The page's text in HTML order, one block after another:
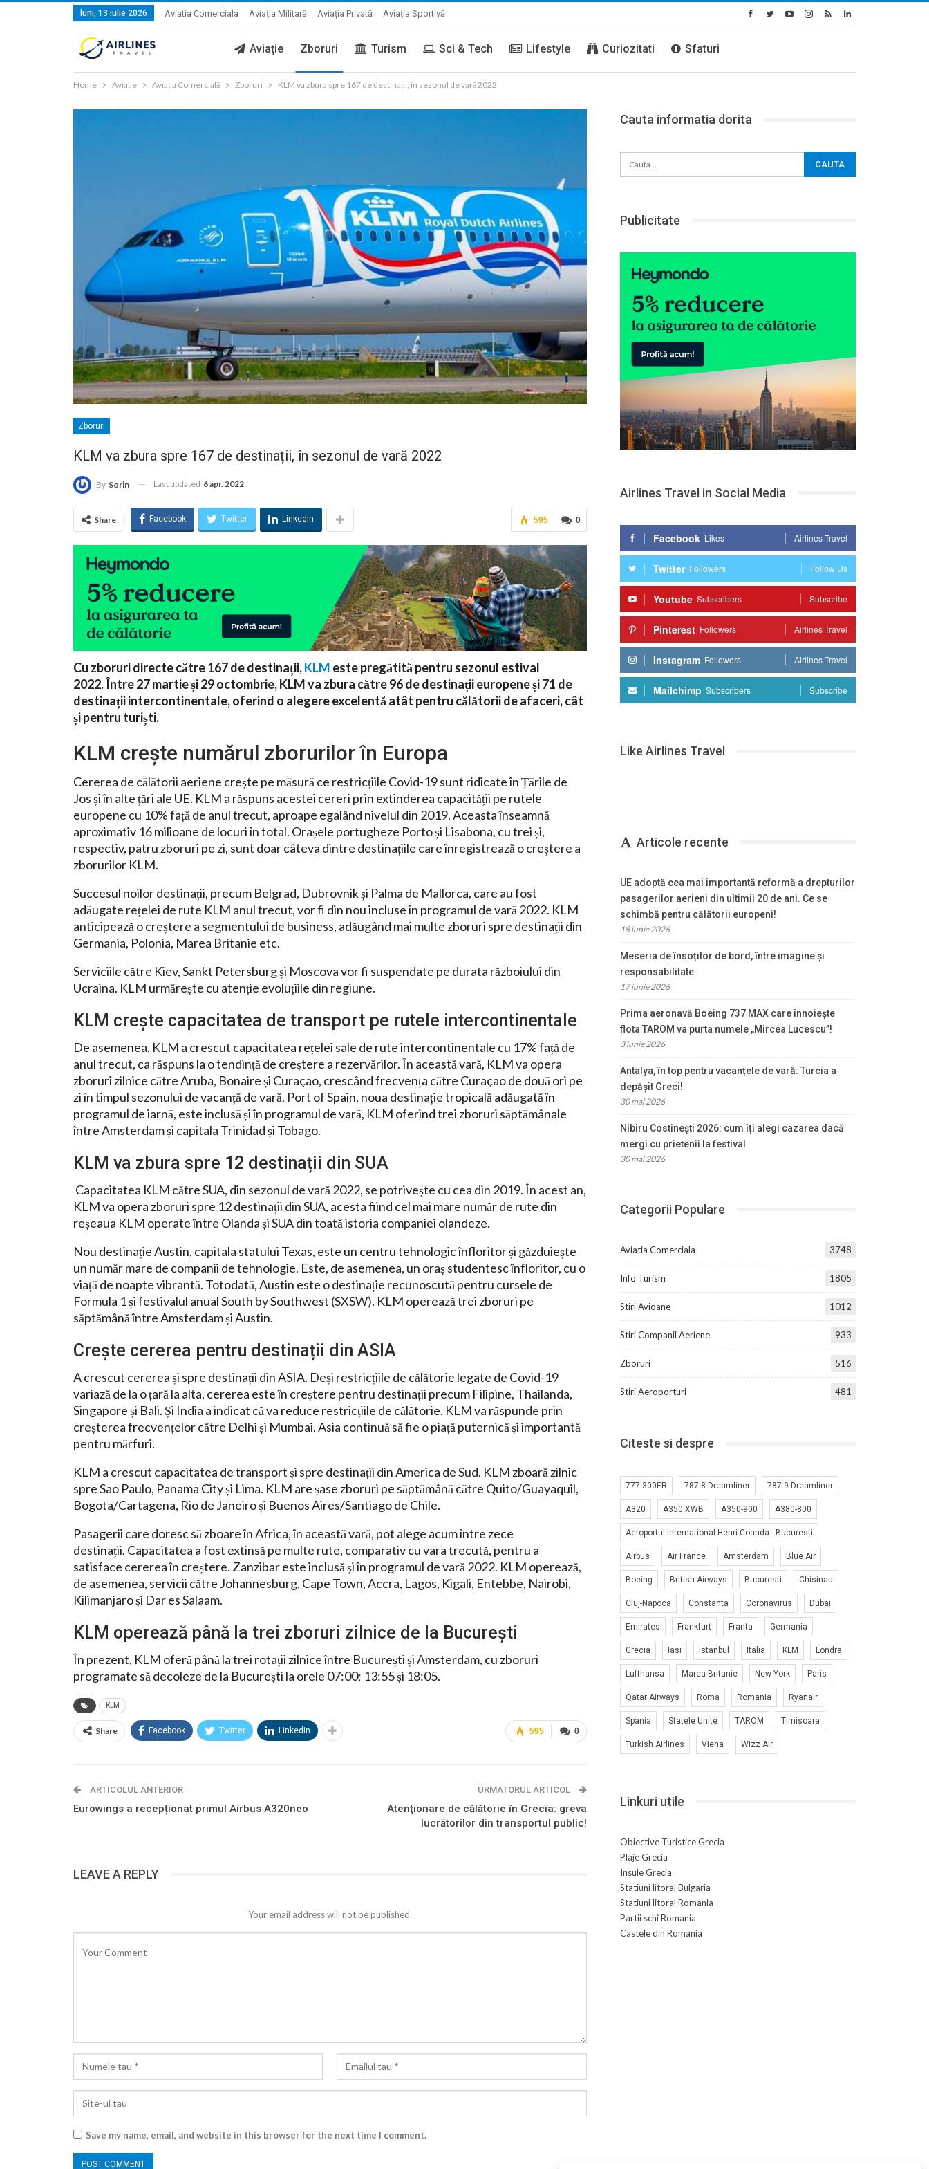
luni, 13 iulie 2026 Aviatia Comerciala Aviația Militară Aviația Privată Aviația Sportivă
Aviație Zboruri Turism Sci & Tech Lifestyle Curiozitati Sfaturi
Home Aviație Aviația Comercială Zboruri KLM va zbura spre 167 de destinații, în sezonul de vară 2022
Zboruri
KLM va zbura spre 167 de destinații, în sezonul de vară 2022
By Sorin Last updated 6 apr. 2022
0
595
Share Facebook Twitter Linkedin
Cu zboruri directe către 167 de destinații,KLM este pregătită pentru sezonul estival
2022. Între 27 martie și 29 octombrie, KLM va zbura către 96 de destinații europene și 71 de
destinații intercontinentale, oferind o alegere excelentă atât pentru călătorii de afaceri, cât
și pentru turiști.
KLM crește numărul zborurilor în Europa
Cererea de călătorii aeriene crește pe măsură ce restricțiile Covid-19 sunt ridicate în Țările de
Jos și în alte țări ale UE. KLM a răspuns acestei cereri prin extinderea capacității pe rutele
europene cu 10% față de anul trecut, aproape egalând nivelul din 2019. Aceasta înseamnă
aproximativ 16 milioane de locuri în total. Orașele portugheze Porto și Lisabona, cu trei și,
respectiv, patru zboruri pe zi, sunt doar câteva dintre destinațiile care înregistrează o creștere a
zborurilor KLM.
Succesul noilor destinații, precum Belgrad, Dubrovnik și Palma de Mallorca, care au fost
adăugate rețelei de rute KLM anul trecut, vor fi din nou incluse în programul de vară 2022. KLM
anticipează o creștere a segmentului de business, adăugând mai multe zboruri spre destinații din
Germania, Polonia, Marea Britanie etc.
Serviciile către Kiev, Sankt Petersburg și Moscova vor fi suspendate pe durata războiului din
Ucraina. KLM urmărește cu atenție evoluțiile din regiune.
KLM crește capacitatea de transport pe rutele intercontinentale
De asemenea, KLM a crescut capacitatea rețelei sale de rute intercontinentale cu 17% față de
anul trecut, ca răspuns la o tendință de creștere a rezervărilor. În această vară, KLM va opera
zboruri zilnice către Aruba, Bonaire și Curaçao, crescând frecvența către Curaçao de două ori pe
zi în timpul sezonului de vacanță de vară. Port of Spain, noua destinație tropicală adăugată în
programul de iarnă, este inclusă și în programul de vară, KLM oferind trei zboruri săptămânale
între Amsterdam și capitala Trinidad și Tobago.
KLM va zbura spre 12 destinații din SUA
Capacitatea KLM către SUA, din sezonul de vară 2022, se potrivește cu cea din 2019. În acest an,
KLM va opera zboruri spre 12 destinații din SUA, acesta fiind cel mai mare număr de rute din
reșeaua KLM operate între Olanda și SUA din toată istoria companiei olandeze.
Nou destinație Austin, capitala statului Texas, este un centru tehnologic înfloritor și găzduiește
un număr mare de companii de tehnologie. Este, de asemenea, un oraș studentesc înfloritor, cu o
viață de noapte vibrantă. Totodată, Austin este o destinație recunoscută pentru cursele de
Formula 1 și festivalul anual South by Southwest (SXSW). KLM operează trei zboruri pe
săptămână între Amsterdam și Austin.
Crește cererea pentru destinații din ASIA
A crescut cererea și spre destinații din ASIA. Deși restricțiile de călătorie legate de Covid-19
variază de la o țară la alta, cererea este în creștere pentru destinații precum Filipine, Thailanda,
Singapore și Bali. Și India a indicat că va reduce restricțiile de călătorie. KLM va răspunde prin
creșterea frecvențelor către Delhi și Mumbai. Asia continuă să fie o piață puternică și importantă
pentru mărfuri.
KLM a crescut capacitatea de transport și spre destinații din America de Sud. KLM zboară zilnic
spre Sao Paulo, Panama City și Lima. KLM are șase zboruri pe săptămână către Quito/Guayaquil,
Bogota/Cartagena, Rio de Janeiro și Buenos Aires/Santiago de Chile.
Pasagerii care doresc să zboare în Africa, în această vară, pot alege acum între zece
destinații. Capacitatea a fost extinsă pe multe rute, comparativ cu vara trecută, pentru a
satisface cererea în creștere. Zanzibar este inclusă și în programul de vară 2022. KLM operează,
de asemenea, servicii către Johannesburg, Cape Town, Accra, Lagos, Kigali, Entebbe, Nairobi,
Kilimanjaro și Dar es Salaam.
KLM operează până la trei zboruri zilnice de la București
În prezent, KLM oferă până la trei rotații zilnice între București și Amsterdam, cu zboruri
programate să decoleze de la București la orele 07:00; 13:55 și 18:05.
KLM
0
595
Share Facebook Twitter Linkedin
ARTICOLUL ANTERIOR
Eurowings a recepționat primul Airbus A320neo
URMATORUL ARTICOL
Atenţionare de călătorie în Grecia: greva
lucrătorilor din transportul public!
LEAVE A REPLY
Your email address will not be published.
Save my name, email, and website in this browser for the next time I comment.
Cauta informatia dorita
Publicitate
Airlines Travel in Social Media
Facebook Likes Airlines Travel
Twitter Followers Follow Us
Youtube Subscribers Subscribe
Pinterest Followers Airlines Travel
Instagram Followers Airlines Travel
Mailchimp Subscribers Subscribe
Like Airlines Travel
Articole recente
UE adoptă cea mai importantă reformă a drepturilor
pasagerilor aerieni din ultimii 20 de ani. Ce se
schimbă pentru călătorii europeni!
18 iunie 2026
Meseria de însoțitor de bord, între imagine și
responsabilitate
17 iunie 2026
Prima aeronavă Boeing 737 MAX care înnoiește
flota TAROM va purta numele „Mircea Lucescu”!
3 iunie 2026
Antalya, în top pentru vacanțele de vară: Turcia a
depășit Greci!
30 mai 2026
Nibiru Costinești 2026: cum îți alegi cazarea dacă
mergi cu prietenii la festival
30 mai 2026
Categorii Populare
Aviatia Comerciala 3748
Info Turism 1805
Stiri Avioane 1012
Stiri Companii Aeriene 933
Zboruri 516
Stiri Aeroporturi 481
Citeste si despre
777-300ER 787-8 Dreamliner 787-9 Dreamliner
A320 A350 XWB A350-900 A380-800
Aeroportul International Henri Coanda - Bucuresti
Airbus Air France Amsterdam Blue Air
Boeing British Airways Bucuresti Chisinau
Cluj-Napoca Constanta Coronavirus Dubai
Emirates Frankfurt Franta Germania
Grecia Iasi Istanbul Italia KLM Londra
Lufthansa Marea Britanie New York Paris
Qatar Airways Roma Romania Ryanair
Spania Statele Unite TAROM Timisoara
Turkish Airlines Viena Wizz Air
Linkuri utile
Obiective Turistice Grecia
Plaje Grecia
Insule Grecia
Statiuni litoral Bulgaria
Statiuni litoral Romania
Partii schi Romania
Castele din Romania